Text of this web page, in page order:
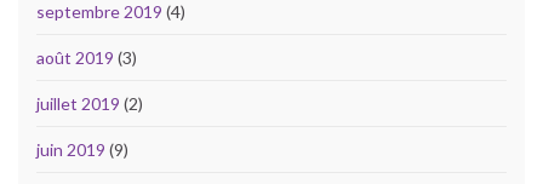
septembre 2019 (4)
août 2019 (3)
juillet 2019 (2)
juin 2019 (9)